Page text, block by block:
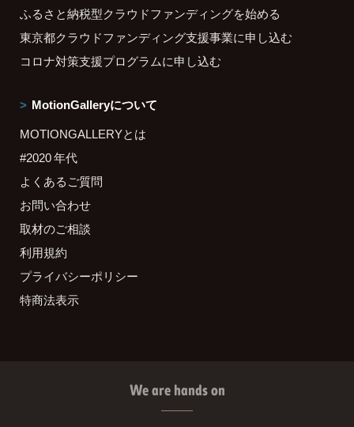
ふるさと納税型クラウドファンディングを始める
東京都クラウドファンディング支援事業に申し込む
コロナ対策支援プログラムに申し込む
MotionGalleryについて
MOTIONGALLERYとは
#2020 年代
よくあるご質問
お問い合わせ
取材のご相談
利用規約
プライバシーポリシー
特商法表示
We are hands on